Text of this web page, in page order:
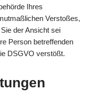
Ihres
Verstoßes,
der Ansicht sei
Person betreffenden
DSGVO verstößt.